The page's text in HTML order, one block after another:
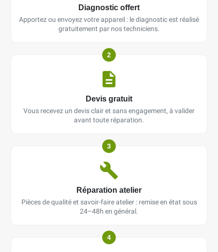
Diagnostic offert
Apportez ou envoyez votre appareil : le diagnostic est réalisé
gratuitement par nos techniciens.
2
Devis gratuit
Vous recevez un devis clair et sans engagement, à valider
avant toute réparation.
3
Réparation atelier
Pièces de qualité et savoir-faire atelier : remise en état sous
24–48h en général.
4